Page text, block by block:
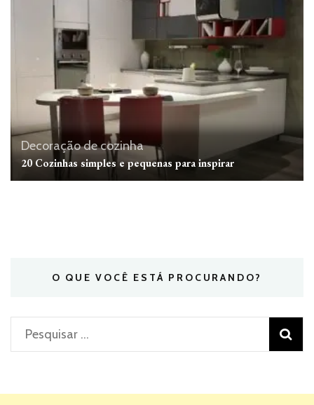
Decoração de cozinha
20 Cozinhas simples e pequenas para inspirar
O QUE VOCÊ ESTÁ PROCURANDO?
Pesquisar
por: